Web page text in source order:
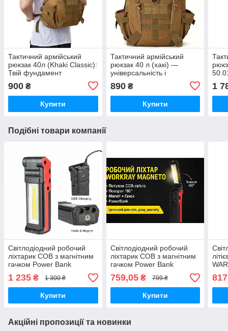
Тактичний армійський
рюкзак 40л (Khaki Classic):
Твій фундамент
900 ₴
Купити
Тактичний армійський
рюкзак 40 л (хакі) —
універсальність і
890₴
Купити
1
Подібні товари компанії
Світлодіодний робочий
ліхтарик COB з магнітним
гачком Power Bank
1 235 ₴ 1 300 ₴
Купити
Світлодіодний робочий
ліхтарик COB з магнітним
гачком Power Bank
759,05₴ 799 ₴
Купити
817
Акційні пропозиції та новинки